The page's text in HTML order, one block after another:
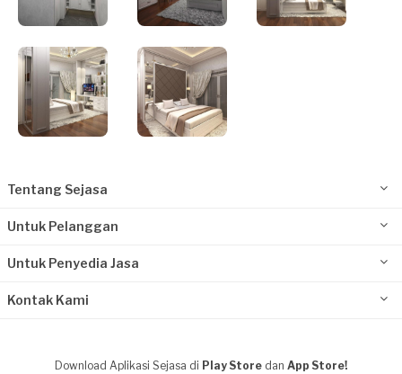
Tentang Sejasa
Untuk Pelanggan
Untuk Penyedia Jasa
Kontak Kami
Download Aplikasi Sejasa di Play Store dan App Store!